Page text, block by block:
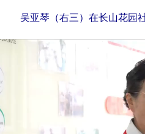
吴亚琴（右三）在长山花园